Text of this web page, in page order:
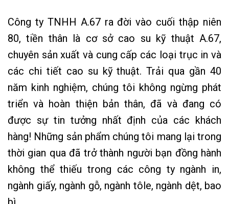
Công ty TNHH A.67 ra đời vào cuối thập niên
80, tiền thân là cơ sở cao su kỹ thuật A.67,
chuyên sản xuất và cung cấp các loại trục in và
các chi tiết cao su kỹ thuật. Trải qua gần 40
năm kinh nghiệm, chúng tôi không ngừng phát
triển và hoàn thiện bản thân, đã và đang có
được sự tin tưởng nhất định của các khách
hàng! Những sản phẩm chúng tôi mang lại trong
thời gian qua đã trở thành người bạn đồng hành
không thể thiếu trong các công ty ngành in,
ngành giấy, ngành gỗ, ngành tôle, ngành dệt, bao